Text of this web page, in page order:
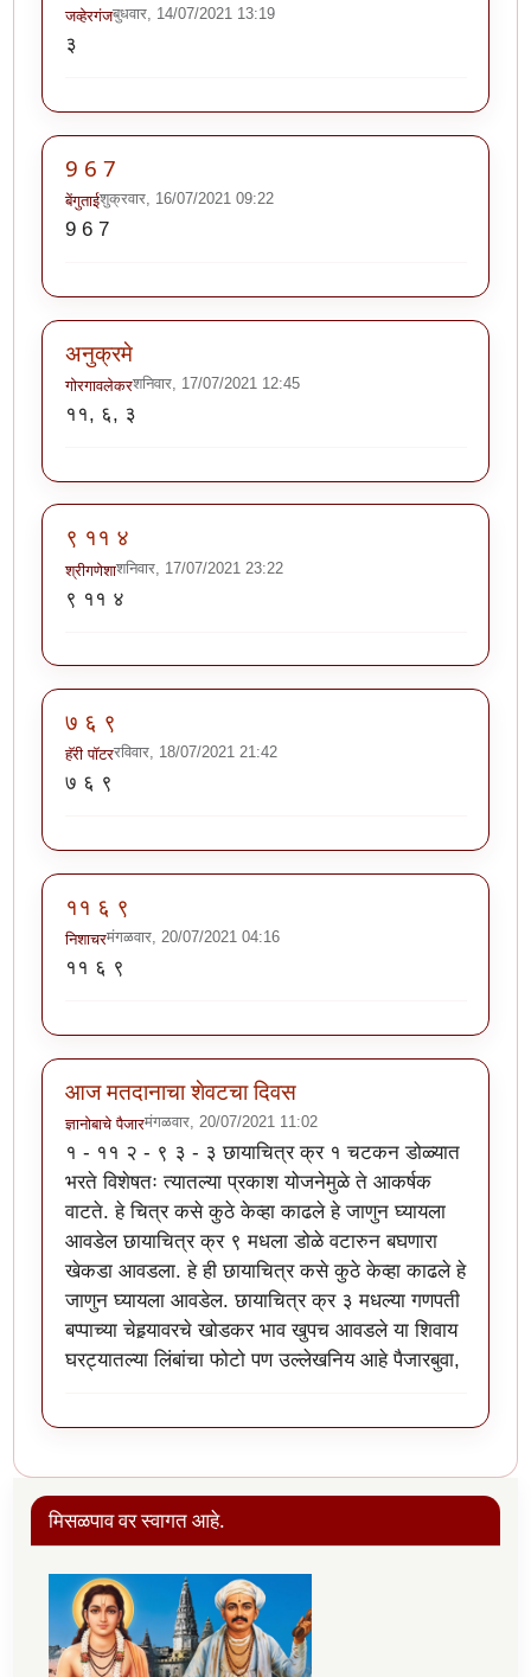
जव्हेरगंजबुधवार, 14/07/2021 13:19
३
9 6 7
बेंगुताईशुक्रवार, 16/07/2021 09:22
9 6 7
अनुक्रमे
गोरगावलेकरशनिवार, 17/07/2021 12:45
११, ६, ३
९ ११ ४
श्रीगणेशाशनिवार, 17/07/2021 23:22
९ ११ ४
७ ६ ९
हॅरी पॉटररविवार, 18/07/2021 21:42
७ ६ ९
११ ६ ९
निशाचरमंगळवार, 20/07/2021 04:16
११ ६ ९
आज मतदानाचा शेवटचा दिवस
ज्ञानोबाचे पैजारमंगळवार, 20/07/2021 11:02
१ - ११ २ - ९ ३ - ३ छायाचित्र क्र १ चटकन डोळ्यात
भरते विशेषतः त्यातल्या प्रकाश योजनेमुळे ते आकर्षक
वाटते. हे चित्र कसे कुठे केव्हा काढले हे जाणुन घ्यायला
आवडेल छायाचित्र क्र ९ मधला डोळे वटारुन बघणारा
खेकडा आवडला. हे ही छायाचित्र कसे कुठे केव्हा काढले हे
जाणुन घ्यायला आवडेल. छायाचित्र क्र ३ मधल्या गणपती
बप्पाच्या चेहर्‍यावरचे खोडकर भाव खुपच आवडले या शिवाय
घरट्यातल्या लिंबांचा फोटो पण उल्लेखनिय आहे पैजारबुवा,
मिसळपाव वर स्वागत आहे.